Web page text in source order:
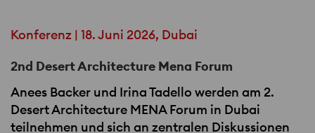
Konferenz | 18. Juni 2026, Dubai
2nd Desert Architecture Mena Forum
Anees Backer und Irina Tadello werden am 2.
Desert Architecture MENAForum in Dubai
teilnehmen und sich an zentralen Diskussionen